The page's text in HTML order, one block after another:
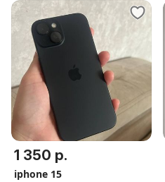
1 350 р.
iphone 15